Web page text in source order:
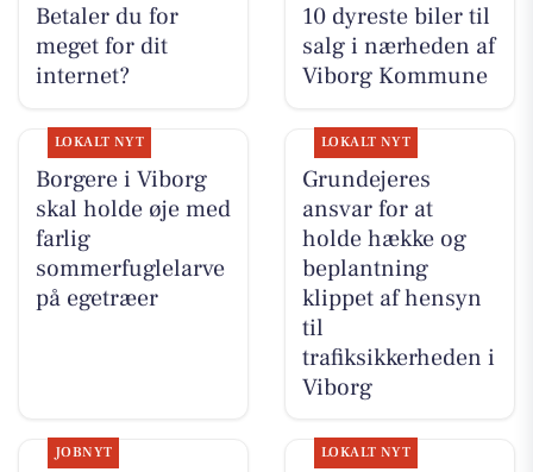
Betaler du for
meget for dit
internet?
10 dyreste biler til
salg i nærheden af
Viborg Kommune
LOKALT NYT
Borgere i Viborg
skal holde øje med
farlig
sommerfuglelarve
på egetræer
LOKALT NYT
Grundejeres
ansvar for at
holde hække og
beplantning
klippet af hensyn
til
trafiksikkerheden i
Viborg
JOBNYT LOKALT NYT